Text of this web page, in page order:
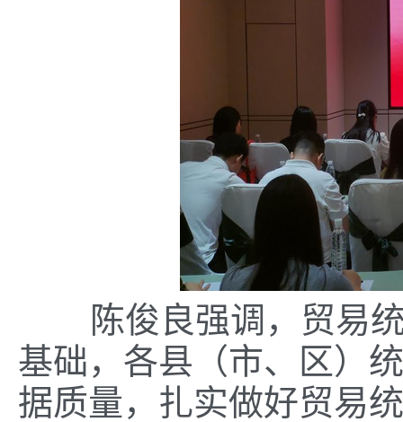
陈俊良强调，贸易统
基础，各县（市、区）
据质量，扎实做好贸易